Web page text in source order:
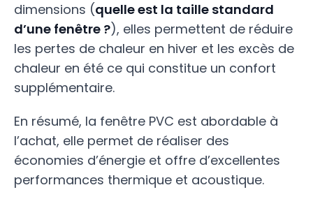
dimensions (quelle est la taille standard
d’une fenêtre ?), elles permettent de réduire
les pertes de chaleur en hiver et les excès de
chaleur en été ce qui constitue un confort
supplémentaire.
En résumé, la fenêtre PVC est abordable à
l’achat, elle permet de réaliser des
économies d’énergie et offre d’excellentes
performances thermique et acoustique.